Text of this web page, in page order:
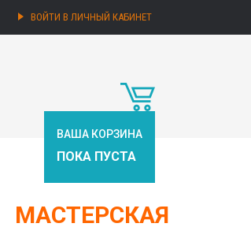
ВОЙТИ В ЛИЧНЫЙ КАБИНЕТ
ВАША КОРЗИНА
ПОКА ПУСТА
МАСТЕРСКАЯ